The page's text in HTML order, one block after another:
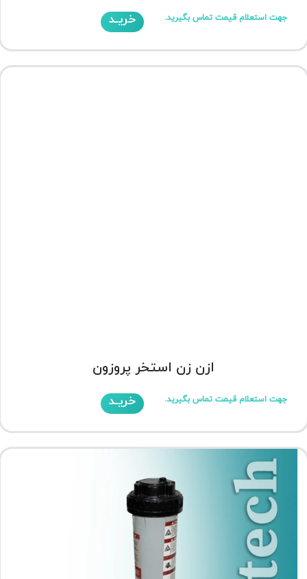
جهت استعلام قیمت تماس بگیرید. خریـد
ازن زن استخر پروزون
جهت استعلام قیمت تماس بگیرید. خریـد